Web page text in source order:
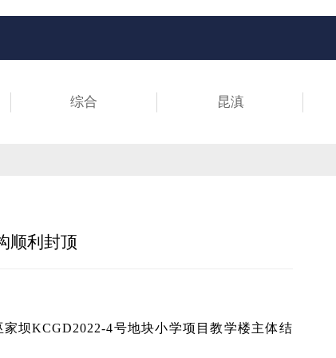
综合 昆滇
顺利封顶
坝KCGD2022-4号地块小学项目教学楼主体结